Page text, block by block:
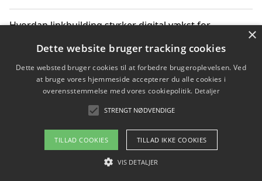
Hvordan linkbuilding styrker digital vækst for
Sådan har udviklingen inden for genbrug af elektronik
ændret sig
Copyright 2026 - Pilanto Aps
Om / kontakt
×
Dette website bruger tracking cookies
Dette websted bruger cookies til at forbedre brugeroplevelsen. Ved
at bruge vores hjemmeside accepterer du alle cookies i
overensstemmelse med vores cookiepolitik. Detaljer
STRENGT NØDVENDIGE
TILLAD COOKIES TILLAD IKKE COOKIES
VIS DETALJER